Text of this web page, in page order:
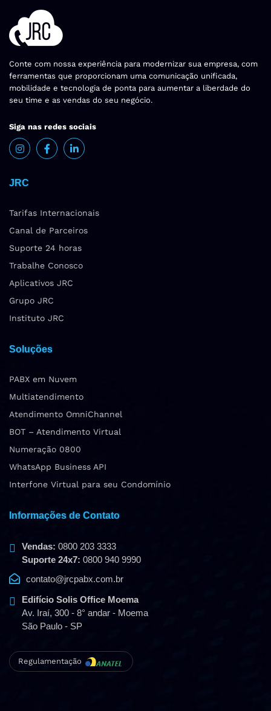
Conte com nossa experiência para modernizar sua empresa, com
ferramentas que proporcionam uma comunicação unificada,
mobilidade e tecnologia de ponta para aumentar a liberdade do
seu time e as vendas do seu negócio.
Siga nas redes sociais
JRC
Tarifas Internacionais
Canal de Parceiros
Suporte 24 horas
Trabalhe Conosco
Aplicativos JRC
Grupo JRC
Instituto JRC
Soluções
PABX em Nuvem
Multiatendimento
Atendimento OmniChannel
BOT – Atendimento Virtual
Numeração 0800
WhatsApp Business API
Interfone Virtual para seu Condomínio
Informações de Contato
Vendas: 0800 203 3333
Suporte 24x7: 0800 940 9990
contato@jrcpabx.com.br
Edifício Solis Office Moema
Av. Iraí, 300 - 8° andar - Moema
São Paulo - SP
Regulamentação